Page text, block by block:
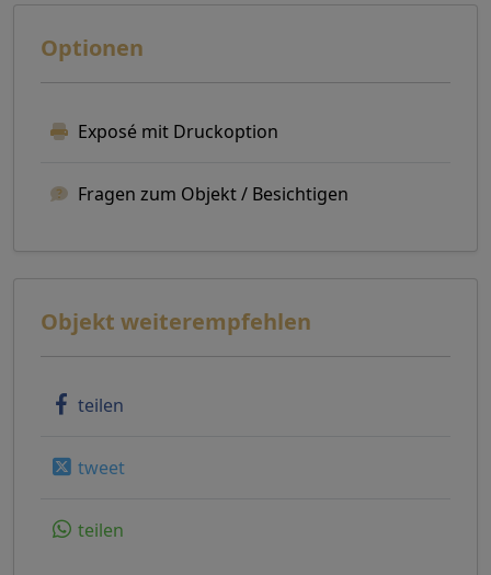
Optionen
Exposé mit Druckoption
Fragen zum Objekt / Besichtigen
Objekt weiterempfehlen
teilen
tweet
teilen